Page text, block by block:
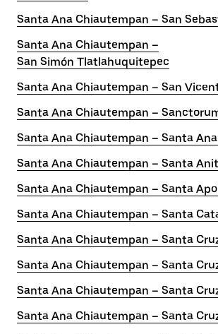
Santa Ana Chiautempan – San
Santa Ana Chiautempan –
San Simón Tlatlahuquitepec
Santa Ana Chiautempan – San
Santa Ana Chiautempan –
Santa Ana Chiautempan – Santa
Santa Ana Chiautempan – Santa
Santa Ana Chiautempan – Santa
Santa Ana Chiautempan – Santa
Santa Ana Chiautempan – Santa
Santa Ana Chiautempan – Santa
Santa Ana Chiautempan – Santa
Santa Ana Chiautempan – Santa